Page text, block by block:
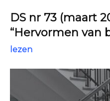
DS nr 73 (maart
“Hervormen van
lezen